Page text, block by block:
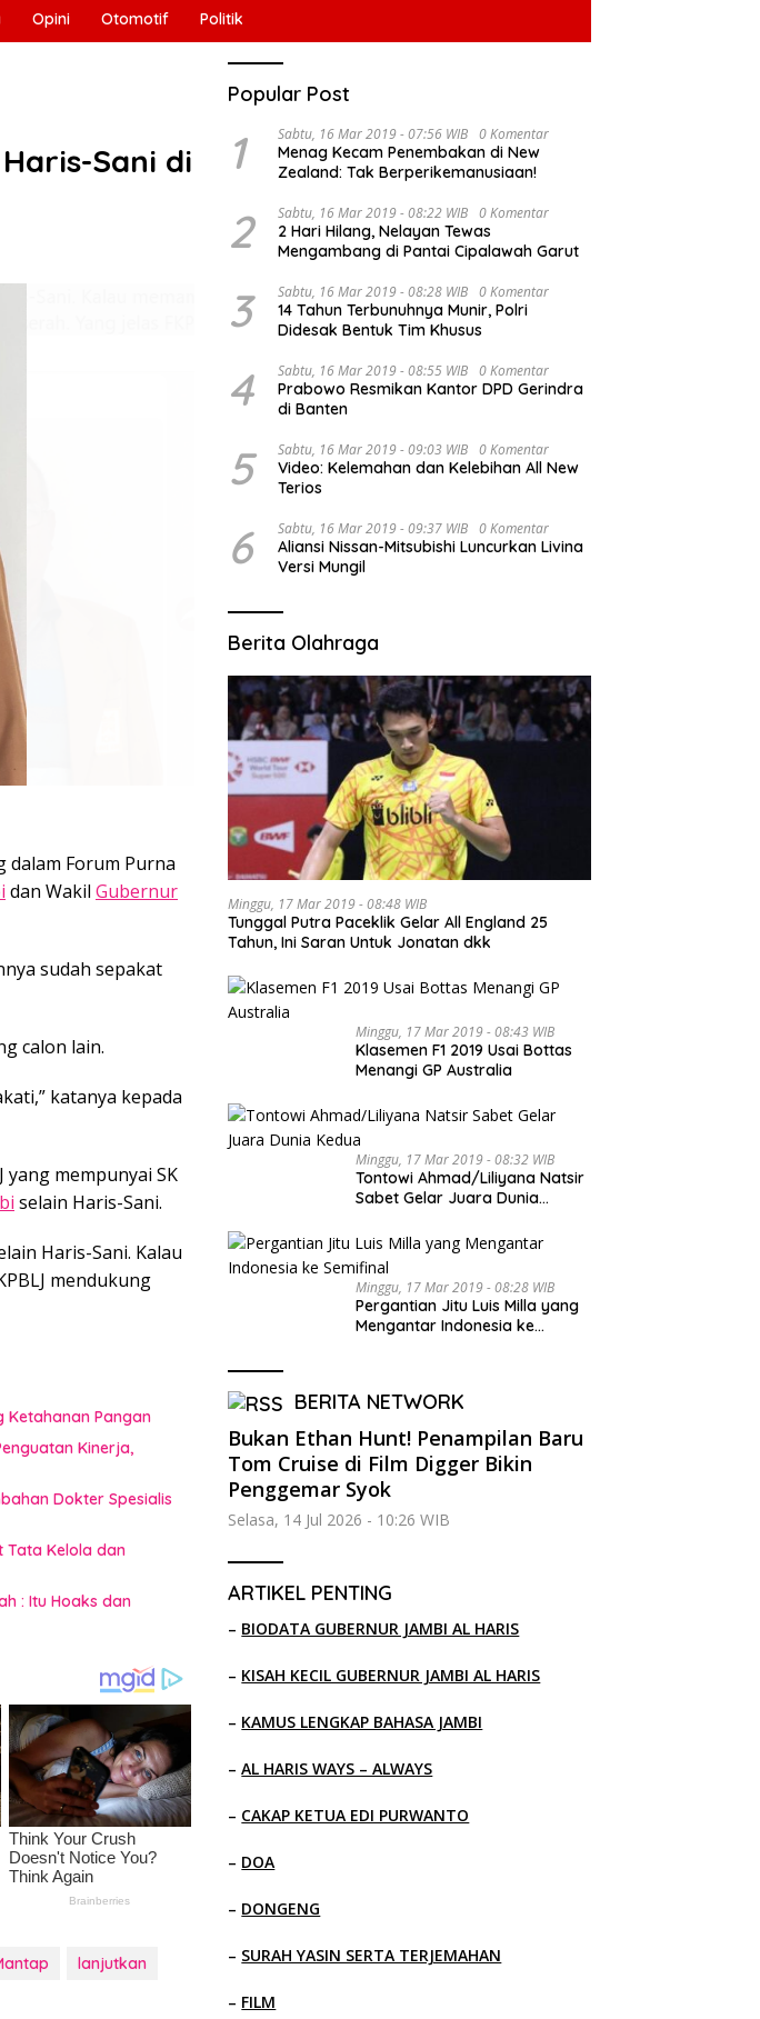
Opini Otomotif Politik
Sani di
dalam Forum Purna
dan Wakil Gubernur
sudah sepakat
calon lain.
katanya kepada
yang mempunyai SK
selain Haris-Sani.
Haris-Sani. Kalau
mendukung
Ketahanan Pangan
Kinerja,
Dokter Spesialis
Tata Kelola dan
: Itu Hoaks dan
lanjutkan
Popular Post
1 Sabtu, 16 Mar 2019 - 07:56 WIB 0 Komentar
Menag Kecam Penembakan di New
Zealand: Tak Berperikemanusiaan!
2 Sabtu, 16 Mar 2019 - 08:22 WIB 0 Komentar
2 Hari Hilang, Nelayan Tewas
Mengambang di Pantai Cipalawah Garut
3 Sabtu, 16 Mar 2019 - 08:28 WIB 0 Komentar
14 Tahun Terbunuhnya Munir, Polri
Didesak Bentuk Tim Khusus
4 Sabtu, 16 Mar 2019 - 08:55 WIB 0 Komentar
Prabowo Resmikan Kantor DPD Gerindra
di Banten
5 Sabtu, 16 Mar 2019 - 09:03 WIB 0 Komentar
Video: Kelemahan dan Kelebihan All New
Terios
6 Sabtu, 16 Mar 2019 - 09:37 WIB 0 Komentar
Aliansi Nissan-Mitsubishi Luncurkan Livina
Versi Mungil
Berita Olahraga
Minggu, 17 Mar 2019 - 08:48 WIB
Tunggal Putra Paceklik Gelar All England 25
Tahun, Ini Saran Untuk Jonatan dkk
Minggu, 17 Mar 2019 - 08:43 WIB
Klasemen F1 2019 Usai Bottas
Menangi GP Australia
Minggu, 17 Mar 2019 - 08:32 WIB
Tontowi Ahmad/Liliyana Natsir
Sabet Gelar Juara Dunia
Minggu, 17 Mar 2019 - 08:28 WIB
Pergantian Jitu Luis Milla yang
Mengantar Indonesia ke
BERITA NETWORK
Bukan Ethan Hunt! Penampilan Baru
Tom Cruise di Film Digger Bikin
Penggemar Syok
Selasa, 14 Jul 2026 - 10:26 WIB
ARTIKEL PENTING
– BIODATA GUBERNUR JAMBI AL HARIS
– KISAH KECIL GUBERNUR JAMBI AL HARIS
– KAMUS LENGKAP BAHASA JAMBI
–AL HARIS WAYS – ALWAYS
– CAKAP KETUA EDI PURWANTO
– DOA
– DONGENG
– SURAH YASIN SERTA TERJEMAHAN
– FILM